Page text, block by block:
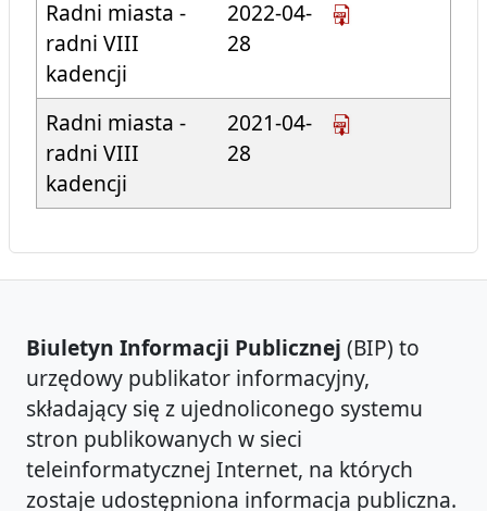
Radni miasta -
radni VIII
kadencji
2022-04-
28
Radni miasta -
radni VIII
kadencji
2021-04-
28
Biuletyn Informacji Publicznej (BIP) to
urzędowy publikator informacyjny,
składający się z ujednoliconego systemu
stron publikowanych w sieci
teleinformatycznej Internet, na których
zostaje udostępniona informacja publiczna.